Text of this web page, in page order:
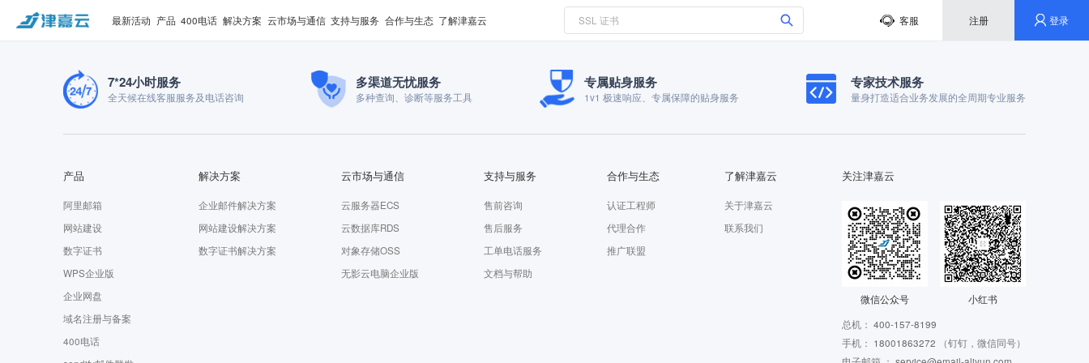
最新活动 产品 400电话 解决方案 云市场与通信 支持与服务 合作与生态 了解津嘉云 客服 注册 登录
7*24小时服务
全天候在线客服服务及电话咨询
多渠道无忧服务
多种查询、诊断等服务工具
专属贴身服务
1v1 极速响应、专属保障的贴身服务
专家技术服务
量身打造适合业务发展的全周期专业服务
产品
阿里邮箱
网站建设
数字证书
WPS企业版
企业网盘
域名注册与备案
400电话
解决方案
企业邮件解决方案
网站建设解决方案
数字证书解决方案
云市场与通信
云服务器ECS
云数据库RDS
对象存储OSS
无影云电脑企业版
支持与服务
售前咨询
售后服务
工单电话服务
文档与帮助
合作与生态
认证工程师
代理合作
推广联盟
了解津嘉云
关于津嘉云
联系我们
关注津嘉云
微信公众号
小红书
总机：400-157-8199
手机： 18001863272 （钉钉，微信同号）